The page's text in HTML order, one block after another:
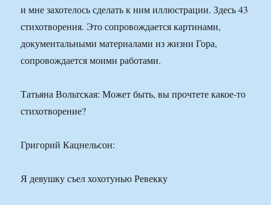
и мне захотелось сделать к ним иллюстрации. Здесь 43
стихотворения. Это сопровождается картинами,
документальными материалами из жизни Гора,
сопровождается моими работами.
Татьяна Вольтская: Может быть, вы прочтете какое-то
стихотворение?
Григорий Кацнельсон:
Я девушку съел хохотунью Ревекку